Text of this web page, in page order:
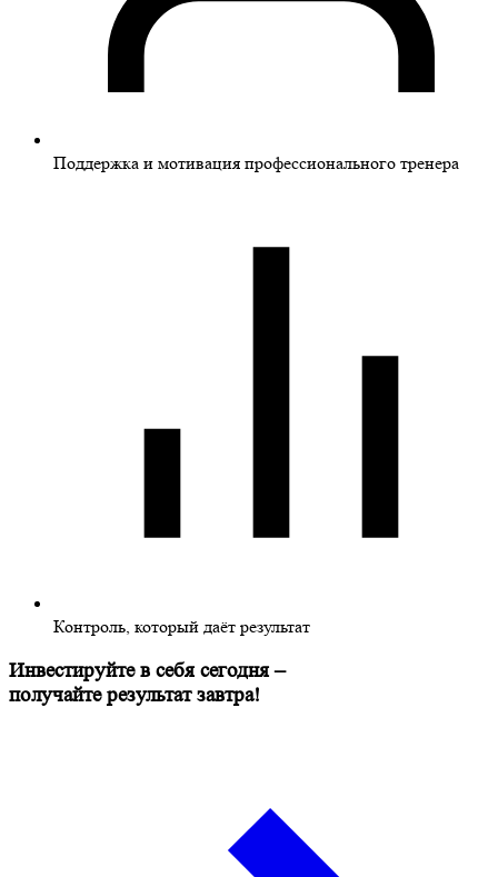
Поддержка и мотивация профессионального тренера
Контроль, который даёт результат
Инвестируйте в себя сегодня –
получайте результат завтра!